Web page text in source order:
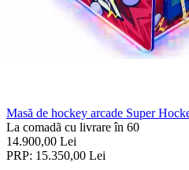
Masă de hockey arcade Super
La comadã cu livrare în 60
14.900,00 Lei
PRP: 15.350,00 Lei